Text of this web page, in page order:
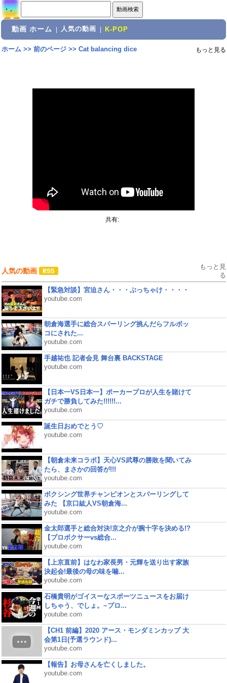
動画 ホーム 人気の動画 K-POP
ホーム>> 前のページ>> Cat balancing dice もっと見る
共有:
人気の動画
もっと見
る
【緊急対談】宮迫さん・・・ぶっちゃけ・・・・
youtube.com
朝倉海選手に総合スパーリング挑んだらフルボッ
コにされた...
youtube.com
手越祐也 記者会見 舞台裏 BACKSTAGE
youtube.com
【日本一VS日本一】ポーカープロが人生を賭けて
ガチで勝負してみた!!!!!!...
youtube.com
誕生日おめでとう♡
youtube.com
【朝倉未来コラボ】天心VS武尊の勝敗を聞いてみ
たら、まさかの回答が!!!
youtube.com
ボクシング世界チャンピオンとスパーリングして
みた 【京口紘人VS朝倉海...
youtube.com
金太郎選手と総合対決!京之介が腕十字を決める!?
【プロボクサーvs総合...
youtube.com
【上京直前】はなわ家長男・元輝を送り出す家族
決起会!最後の母の味を噛...
youtube.com
石橋貴明がゴイスーなスポーツニュースをお届け
しちゃう、でしょ。~プロ...
youtube.com
【CH1 前編】2020 アース・モンダミンカップ 大
会第1日(予選ラウンド)...
youtube.com
【報告】お母さんを亡くしました。
youtube.com